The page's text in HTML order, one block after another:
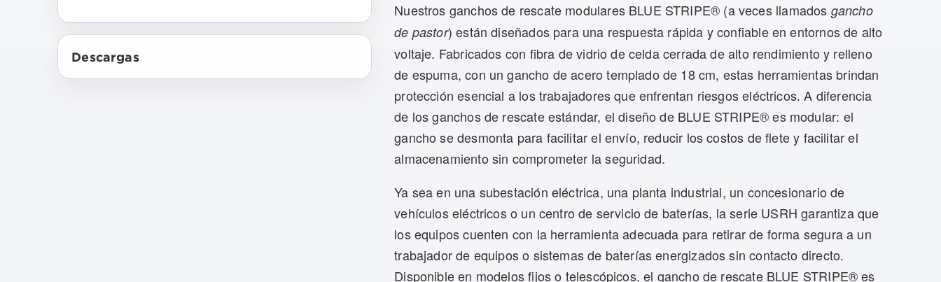
Descargas
Nuestros ganchos de rescate modulares BLUE STRIPE® (a veces llamados gancho
de pastor) están diseñados para una respuesta rápida y confiable en entornos de alto
voltaje. Fabricados con fibra de vidrio de celda cerrada de alto rendimiento y relleno
de espuma, con un gancho de acero templado de 18 cm, estas herramientas brindan
protección esencial a los trabajadores que enfrentan riesgos eléctricos. A diferencia
de los ganchos de rescate estándar, el diseño de BLUE STRIPE® es modular: el
gancho se desmonta para facilitar el envío, reducir los costos de flete y facilitar el
almacenamiento sin comprometer la seguridad.
Ya sea en una subestación eléctrica, una planta industrial, un concesionario de
vehículos eléctricos o un centro de servicio de baterías, la serie USRH garantiza que
los equipos cuenten con la herramienta adecuada para retirar de forma segura a un
trabajador de equipos o sistemas de baterías energizados sin contacto directo.
Disponible en modelos fijos o telescópicos, el gancho de rescate BLUE STRIPE® es